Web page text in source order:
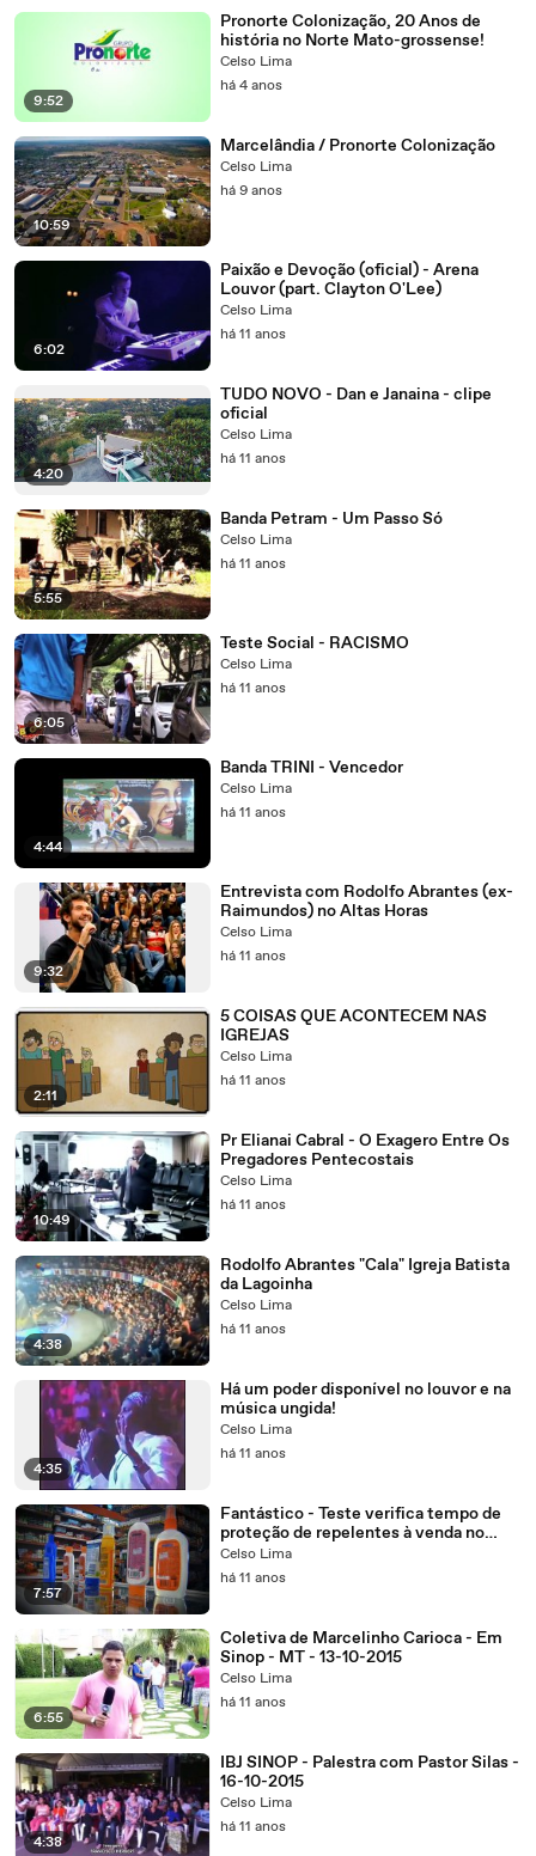
9:52
Pronorte Colonização, 20 Anos de
história no Norte Mato-grossense!
Celso Lima
há 4 anos
10:59
Marcelândia / Pronorte Colonização
Celso Lima
há 9 anos
6:02
Paixão e Devoção (oficial) - Arena
Louvor (part. Clayton O'Lee)
Celso Lima
há 11 anos
4:20
TUDO NOVO - Dan e Janaina - clipe
oficial
Celso Lima
há 11 anos
5:55
Banda Petram - Um Passo Só
Celso Lima
há 11 anos
6:05
Teste Social - RACISMO
Celso Lima
há 11 anos
4:44
Banda TRINI - Vencedor
Celso Lima
há 11 anos
9:32
Entrevista com Rodolfo Abrantes (ex-
Raimundos) no Altas Horas
Celso Lima
há 11 anos
2:11
5 COISAS QUE ACONTECEM NAS
IGREJAS
Celso Lima
há 11 anos
10:49
Pr Elianai Cabral - O Exagero Entre Os
Pregadores Pentecostais
Celso Lima
há 11 anos
4:38
Rodolfo Abrantes "Cala" Igreja Batista
da Lagoinha
Celso Lima
há 11 anos
4:35
Há um poder disponível no louvor e na
música ungida!
Celso Lima
há 11 anos
7:57
Fantástico - Teste verifica tempo de
proteção de repelentes à venda no
mercado
Celso Lima
há 11 anos
6:55
Coletiva de Marcelinho Carioca - Em
Sinop - MT - 13-10-2015
Celso Lima
há 11 anos
4:38
IBJ SINOP - Palestra com Pastor Silas -
16-10-2015
Celso Lima
há 11 anos